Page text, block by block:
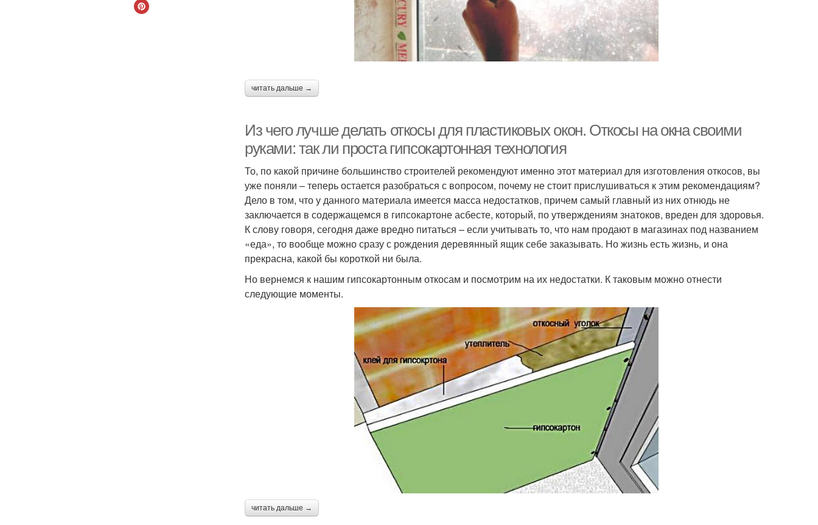
читать дальше →
Из чего лучше делать откосы для пластиковых окон. Откосы на окна своими
руками: так ли проста гипсокартонная технология
То, по какой причине большинство строителей рекомендуют именно этот материал для изготовления откосов, вы
уже поняли – теперь остается разобраться с вопросом, почему не стоит прислушиваться к этим рекомендациям?
Дело в том, что у данного материала имеется масса недостатков, причем самый главный из них отнюдь не
заключается в содержащемся в гипсокартоне асбесте, который, по утверждениям знатоков, вреден для здоровья.
К слову говоря, сегодня даже вредно питаться – если учитывать то, что нам продают в магазинах под названием
«еда», то вообще можно сразу с рождения деревянный ящик себе заказывать. Но жизнь есть жизнь, и она
прекрасна, какой бы короткой ни была.
Но вернемся к нашим гипсокартонным откосам и посмотрим на их недостатки. К таковым можно отнести
следующие моменты.
читать дальше →